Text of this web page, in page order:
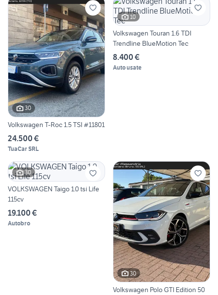
30
Volkswagen T-Roc 1.5 TSI #11801
24.500 €
TuaCar SRL
10
Volkswagen Touran 1.6 TDI
Trendline BlueMotion Tec
8.400 €
Auto usate
30
VOLKSWAGEN Taigo 1.0 tsi Life
115cv
19.100 €
Autobro
30
Volkswagen Polo GTI Edition 50